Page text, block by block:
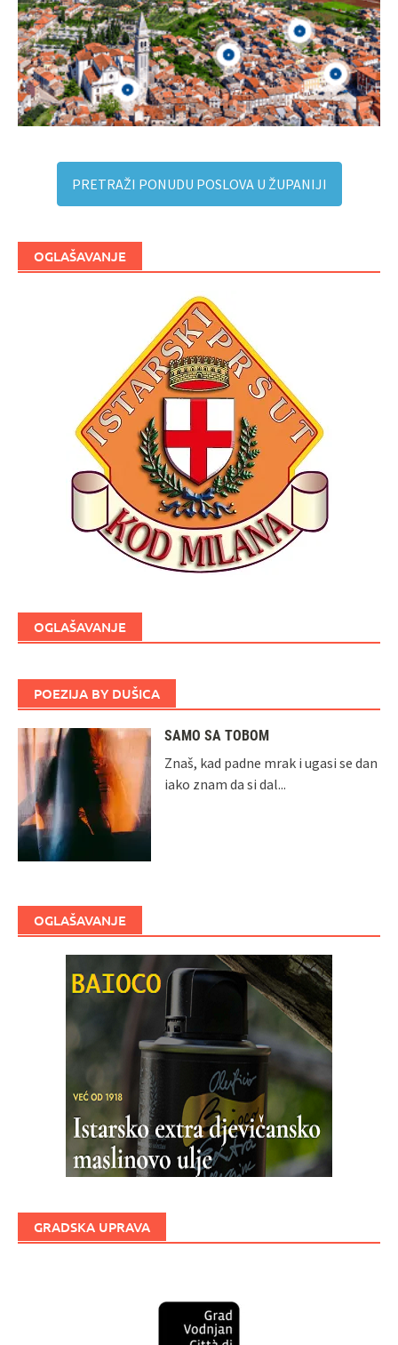
PRETRAŽI PONUDU POSLOVA U ŽUPANIJI
OGLAŠAVANJE
OGLAŠAVANJE
POEZIJA BY DUŠICA
SAMO SA TOBOM
Znaš, kad padne mrak i ugasi se dan
iako znam da si dal...
OGLAŠAVANJE
GRADSKA UPRAVA